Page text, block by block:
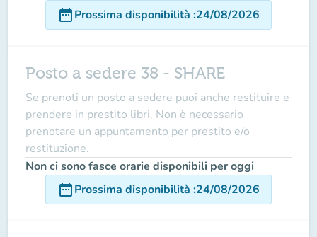
date_rangeProssima disponibilità :24/08/2026
Posto a sedere 38 - SHARE
Se prenoti un posto a sedere puoi anche restituire e
prendere in prestito libri. Non è necessario
prenotare un appuntamento per prestito e/o
restituzione.
Non ci sono fasce orarie disponibili per oggi
date_rangeProssima disponibilità :24/08/2026